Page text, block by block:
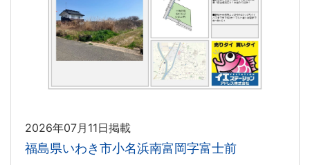
2026年07月11日掲載
福島県いわき市小名浜南富岡字富士前